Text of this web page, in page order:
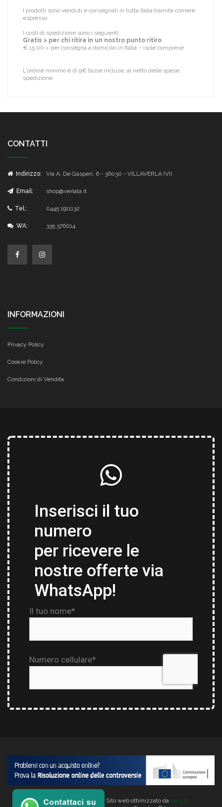
I prodotti sono venduti e consegnati in tutta Italia tramite corriere
espresso.
I costi di spedizione sono i seguenti:
Gratis > per chi ritira in un nostro punto ritiro
€ 15,00 > per consegna a domicilio in Italia – isole comprese
L'ordine minimo è di 9€ tasse incluse, al netto delle spese
spedizione.
CONTATTI
Indirizzo: Via A. De Gasperi, 6 - 36030 - VILLAVERLA (VI)
Email: shop@verlata.it
Tel.: 0445 1911132
WA: 335 376014
INFORMAZIONI
Privacy Policy
Cookie Policy
Condizioni di Vendita
Copyright © 2026 Verlata. Sito web ottimizzato da mr-j.it